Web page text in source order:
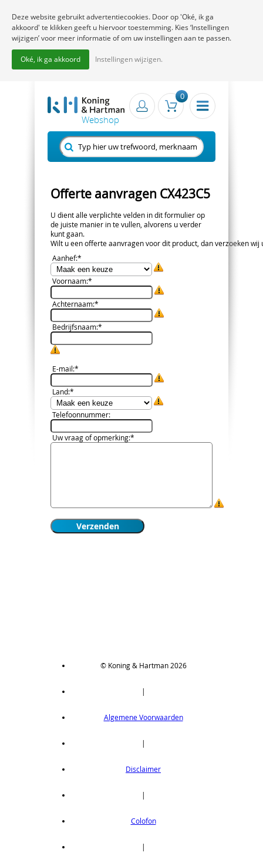
0
Offerte aanvragen CX423C5
U dient alle verplichte velden in dit formulier op
de juiste manier in te vullen, alvorens u verder
kunt gaan.
Wilt u een offerte aanvragen voor dit product, dan verzoeken
Aanhef:*
Voornaam:*
Achternaam:*
Bedrijfsnaam:*
E-mail:*
Land:*
Telefoonnummer:
Uw vraag of opmerking:*
© Koning & Hartman 2026
|
Algemene Voorwaarden
|
Disclaimer
|
Colofon
|
Deze website gebruikt advertentiecookies. Door op 'Oké, ik ga
akkoord' te klikken geeft u hiervoor toestemming. Kies ‘Instellingen
wijzigen’ voor meer informatie of om uw instellingen aan te passen.
Oké, ik ga akkoord Instellingen wijzigen.